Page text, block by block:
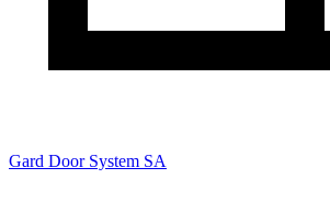
Gard Door System SA